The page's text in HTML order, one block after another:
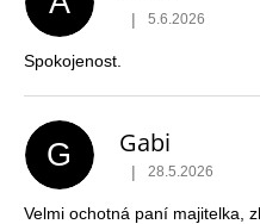
Hodnocení
| 5.6.2026
Spokojenost.
G Gabi
Hodnocení
| 28.5.2026
Velmi ochotná paní majitelka,